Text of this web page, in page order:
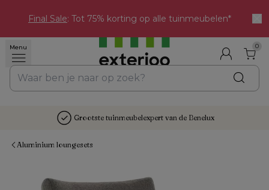
Final Sale: Tot 75% korting op alle tuinmeubelen*
Menu 0
Grootste tuinmeubelexpert van de Benelux
Aluminium loungesets